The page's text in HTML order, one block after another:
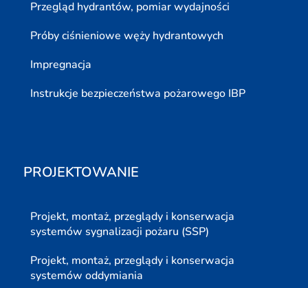
Przegląd hydrantów, pomiar wydajności
Próby ciśnieniowe węży hydrantowych
Impregnacja
Instrukcje bezpieczeństwa pożarowego IBP
PROJEKTOWANIE
Projekt, montaż, przeglądy i konserwacja
systemów sygnalizacji pożaru (SSP)
Projekt, montaż, przeglądy i konserwacja
systemów oddymiania